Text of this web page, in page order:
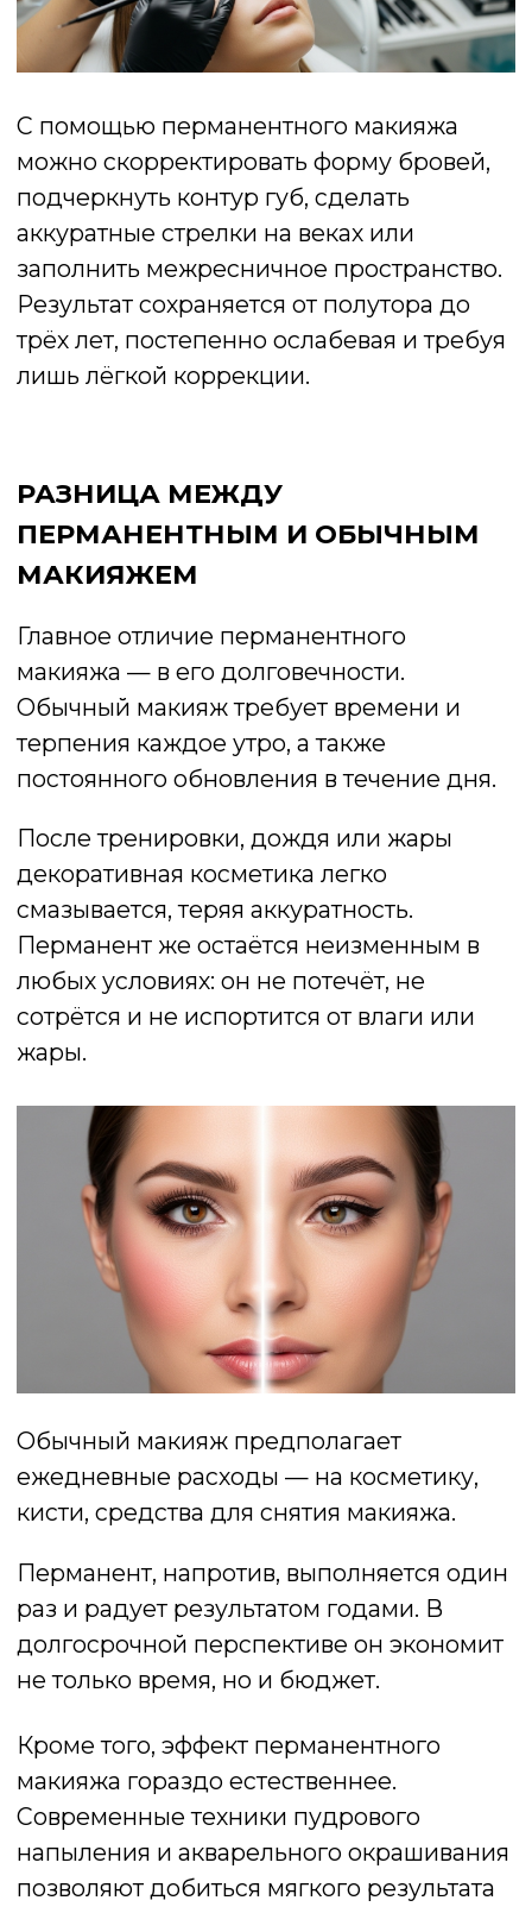
терпения каждое утро, а также
постоянного обновления в течение дня.
смазывается, теряя аккуратность.
Перманент же остаётся неизменным в
любых условиях: он не потечёт, не
сотрётся и не испортится от влаги или
жары.
Обычный макияж предполагает
ежедневные расходы — на косметику,
кисти, средства для снятия макияжа.
раз и радует результатом годами. В
долгосрочной перспективе он экономит
не только время, но и бюджет.
макияжа гораздо естественнее.
Современные техники пудрового
позволяют добиться мягкого результата
— лицо выглядит свежим и ухоженным,
но не перегруженным косметикой.
ПОЧЕМУ ДЕЛАТЬ
ПЕРМАНЕНТНЫЙ МАКИЯЖ
СТОИТ ИМЕННО В МИНСКЕ?
сфере косметологических услуг на
постсоветском пространстве. Здесь
легко найти профессиональных
мастеров, которые владеют
современными техниками и используют
сертифицированные материалы.
Одной из самых известных и уважаемых
специалистов в этой сфере заслуженно
Анна Шимаковская—
лучший мастер перманентного макияжа
Её имя известно не только в Беларуси, но